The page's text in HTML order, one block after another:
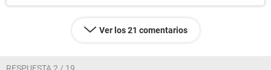
Ver los 21 comentarios